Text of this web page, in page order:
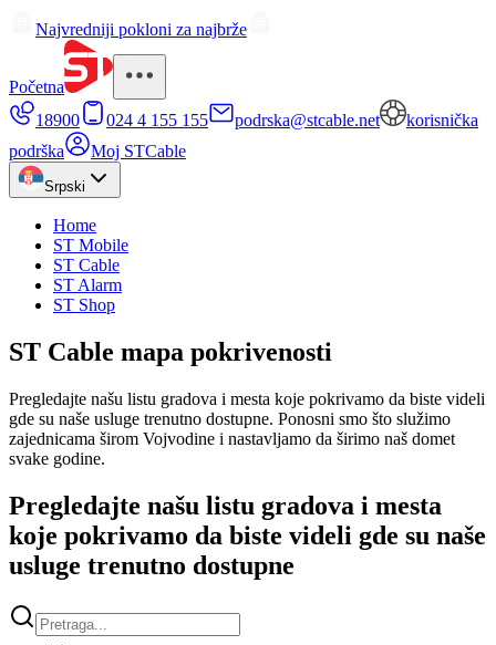
Najvredniji pokloni za najbrže
Početna
18900
024 4 155 155 podrska@stcable.net
korisnička
podrška
Moj STCable
Srpski
Home
ST Mobile
ST Cable
ST Alarm
ST Shop
ST Cable mapa pokrivenosti
Pregledajte našu listu gradova i mesta koje pokrivamo da biste videli
gde su naše usluge trenutno dostupne. Ponosni smo što služimo
zajednicama širom Vojvodine i nastavljamo da širimo naš domet
svake godine.
Pregledajte našu listu gradova i mesta
koje pokrivamo da biste videli gde su naše
usluge trenutno dostupne